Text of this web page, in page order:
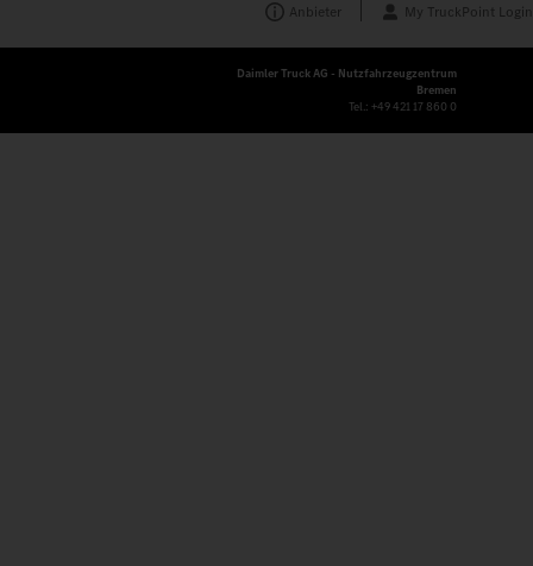
Anbieter My TruckPoint Login
Daimler Truck AG - Nutzfahrzeugzentrum
Bremen
Tel.: +49 421 17 860 0